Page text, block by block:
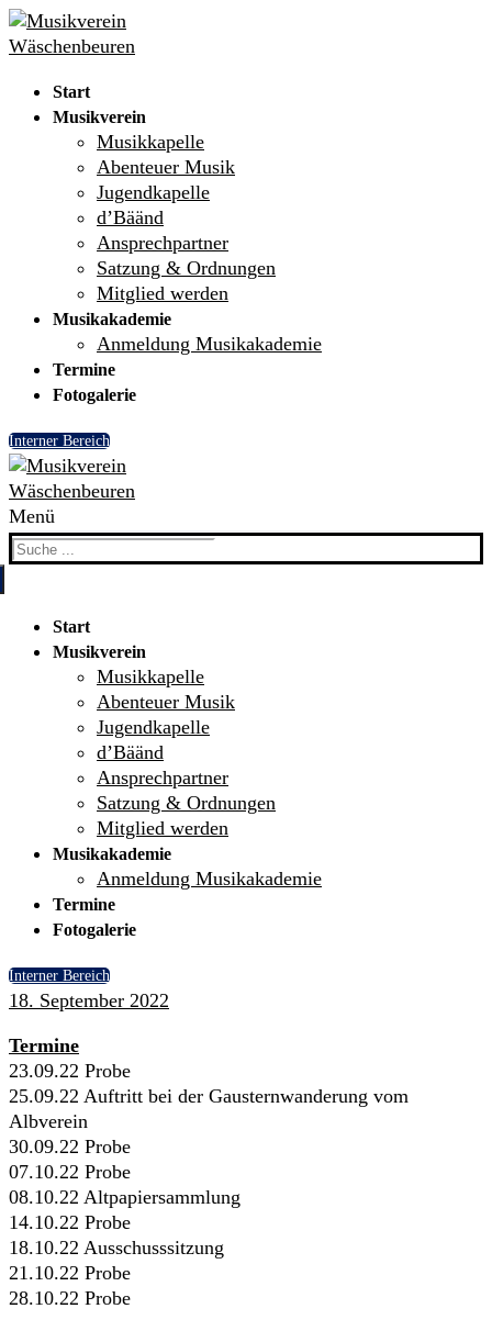
Skip
to
Menu
Close
Start
Musikverein
Musikkapelle
Abenteuer Musik
Jugendkapelle
d’Bäänd
Ansprechpartner
Satzung & Ordnungen
Mitglied werden
Musikakademie
Anmeldung Musikakademie
Termine
Fotogalerie
Interner Bereich
Menü
Search
Start
Musikverein
Musikkapelle
Abenteuer Musik
Jugendkapelle
d’Bäänd
Ansprechpartner
Satzung & Ordnungen
Mitglied werden
Musikakademie
Anmeldung Musikakademie
Termine
Fotogalerie
Interner Bereich
18. September 2022
Termine
23.09.22 Probe
25.09.22 Auftritt bei der Gausternwanderung vom
Albverein
30.09.22 Probe
07.10.22 Probe
08.10.22 Altpapiersammlung
14.10.22 Probe
18.10.22 Ausschusssitzung
21.10.22 Probe
28.10.22 Probe